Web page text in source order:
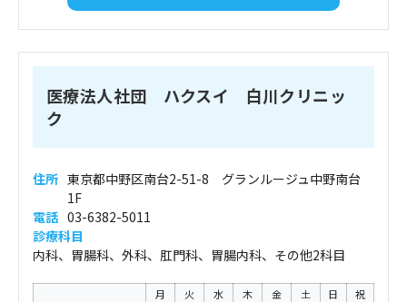
医療法人社団 ハクスイ 白川クリニッ
ク
住所 東京都中野区南台2-51-8 グランルージュ中野南台
1F
電話 03-6382-5011
診療科目
内科、胃腸科、外科、肛門科、胃腸内科、その他2科目
月 火 水 木 金 土 日 祝